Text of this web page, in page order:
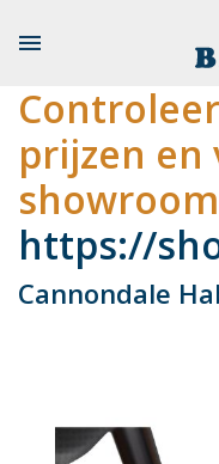

prijzen en
https://
Cannondale